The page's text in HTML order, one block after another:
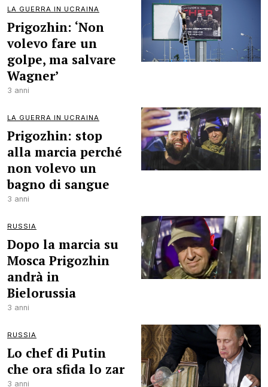
LA GUERRA IN UCRAINA
Prigozhin: ‘Non
volevo fare un
golpe, ma salvare
Wagner’
3 anni
LA GUERRA IN UCRAINA
Prigozhin: stop
alla marcia perché
non volevo un
bagno di sangue
3 anni
RUSSIA
Dopo la marcia su
Mosca Prigozhin
andrà in
Bielorussia
3 anni
RUSSIA
Lo chef di Putin
che ora sfida lo zar
3 anni